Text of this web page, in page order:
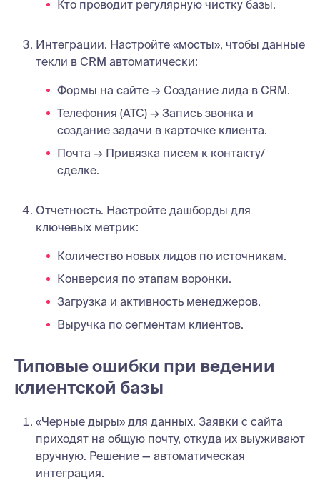
Кто проводит регулярную чистку базы.
Интеграции. Настройте «мосты», чтобы данные
текли в CRM автоматически:
Формы на сайте → Создание лида в CRM.
Телефония (АТС) → Запись звонка и
создание задачи в карточке клиента.
Почта → Привязка писем к контакту/
сделке.
Отчетность. Настройте дашборды для
ключевых метрик:
Количество новых лидов по источникам.
Конверсия по этапам воронки.
Загрузка и активность менеджеров.
Выручка по сегментам клиентов.
Типовые ошибки при ведении
клиентской базы
«Черные дыры» для данных. Заявки с сайта
приходят на общую почту, откуда их выуживают
вручную. Решение — автоматическая
интеграция.